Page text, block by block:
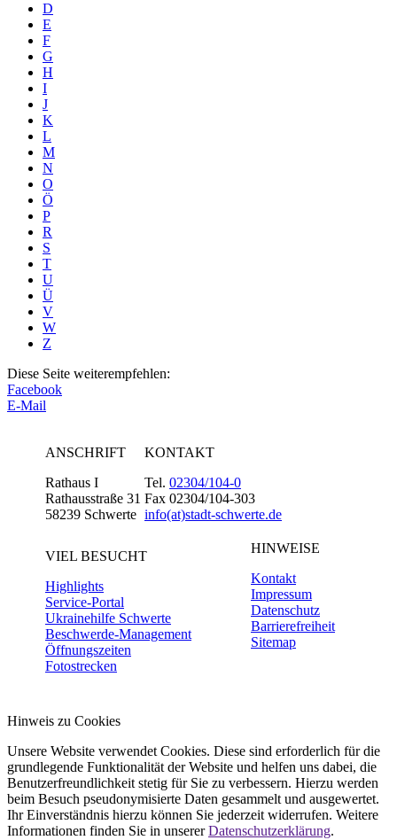
D
E
F
G
H
I
J
K
L
M
N
O
Ö
P
R
S
T
U
Ü
V
W
Z
Diese Seite weiterempfehlen:
Facebook
E-Mail
ANSCHRIFT
Rathaus I
Rathausstraße 31
58239 Schwerte
KONTAKT
Tel. 02304/104-0
Fax 02304/104-303
info(at)stadt-schwerte.de
VIEL BESUCHT
Highlights
Service-Portal
Ukrainehilfe Schwerte
Beschwerde-Management
Öffnungszeiten
Fotostrecken
HINWEISE
Kontakt
Impressum
Datenschutz
Barrierefreiheit
Sitemap
Hinweis zu Cookies
Unsere Website verwendet Cookies. Diese sind erforderlich für die
grundlegende Funktionalität der Website und helfen uns dabei, die
Benutzerfreundlichkeit stetig für Sie zu verbessern. Hierzu werden
beim Besuch pseudonymisierte Daten gesammelt und ausgewertet.
Ihr Einverständnis hierzu können Sie jederzeit widerrufen. Weitere
Informationen finden Sie in unsererDatenschutzerklärung.